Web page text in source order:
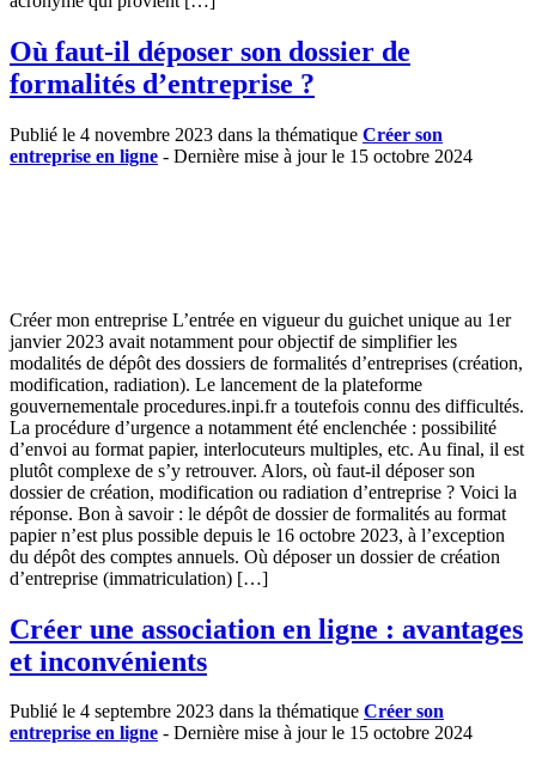
Où faut-il déposer son dossier de
formalités d’entreprise ?
Publié le 4 novembre 2023 dans la thématique Créer son
entreprise en ligne - Dernière mise à jour le 15 octobre 2024
Créer mon entreprise L’entrée en vigueur du guichet unique au 1er
janvier 2023 avait notamment pour objectif de simplifier les
modalités de dépôt des dossiers de formalités d’entreprises (création,
modification, radiation). Le lancement de la plateforme
gouvernementale procedures.inpi.fr a toutefois connu des difficultés.
La procédure d’urgence a notamment été enclenchée : possibilité
d’envoi au format papier, interlocuteurs multiples, etc. Au final, il est
plutôt complexe de s’y retrouver. Alors, où faut-il déposer son
dossier de création, modification ou radiation d’entreprise ? Voici la
réponse. Bon à savoir : le dépôt de dossier de formalités au format
papier n’est plus possible depuis le 16 octobre 2023, à l’exception
du dépôt des comptes annuels. Où déposer un dossier de création
d’entreprise (immatriculation) […]
Créer une association en ligne : avantages
et inconvénients
Publié le 4 septembre 2023 dans la thématique Créer son
entreprise en ligne - Dernière mise à jour le 15 octobre 2024